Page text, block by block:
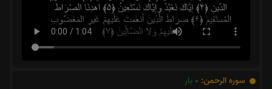
سوره الرحمن: 0 بار